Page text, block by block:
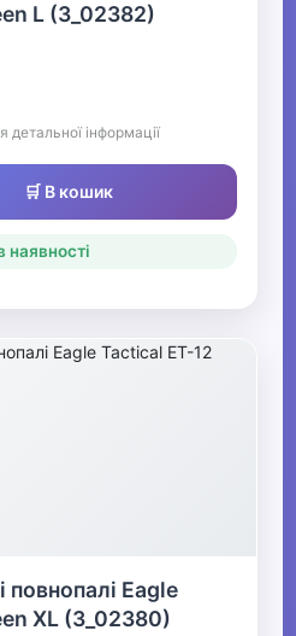
L (3_02382)
детальної інформації
🛒 В кошик
наявності
повнопалі Eagle
XL (3_02380)